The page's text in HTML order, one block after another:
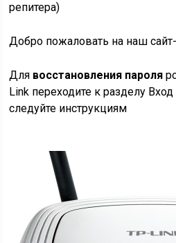
репитера)
Добро пожаловать на наш
Для восстановления пароля
Link переходите к разделу Вход
следуйте инструкциям